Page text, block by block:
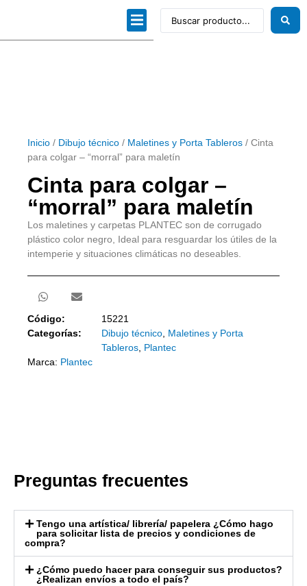
Inicio / Dibujo técnico / Maletines y Porta Tableros / Cinta
para colgar – “morral” para maletín
Cinta para colgar –
“morral” para maletín
Los maletines y carpetas PLANTEC son de corrugado
plástico color negro, Ideal para resguardar los útiles de la
intemperie y situaciones climáticas no deseables.
Código:
15221
Categorías:
Dibujo técnico, Maletines y Porta
Tableros, Plantec
Marca: Plantec
Preguntas frecuentes
Tengo una artística/ librería/ papelera ¿Cómo hago
para solicitar lista de precios y condiciones de
compra?
¿Cómo puedo hacer para conseguir sus productos?
¿Realizan envíos a todo el país?